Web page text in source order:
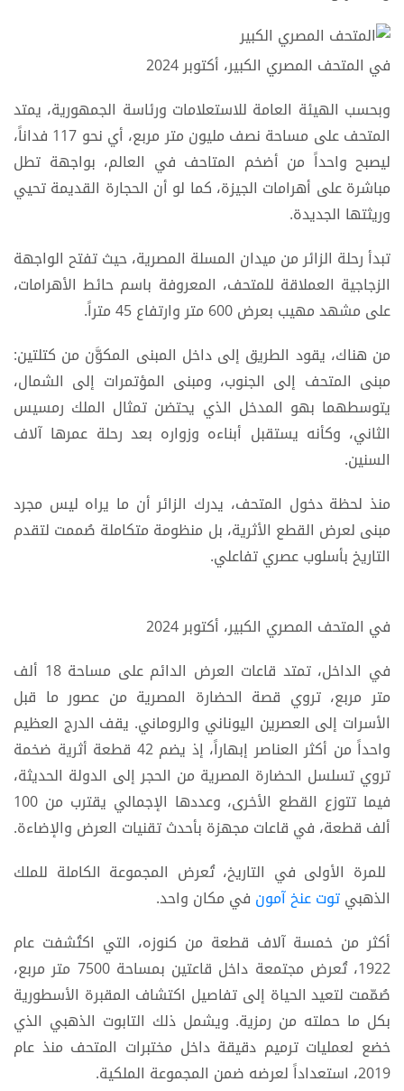
في المتحف المصري الكبير، أكتوبر 2024
وبحسب الهيئة العامة للاستعلامات ورئاسة الجمهورية، يمتد
المتحف على مساحة نصف مليون متر مربع، أي نحو 117 فداناً،
ليصبح واحداً من أضخم المتاحف في العالم، بواجهة تطل
مباشرة على أهرامات الجيزة، كما لو أن الحجارة القديمة تحيي
وريثتها الجديدة.
تبدأ رحلة الزائر من ميدان المسلة المصرية، حيث تفتح الواجهة
الزجاجية العملاقة للمتحف، المعروفة باسم حائط الأهرامات،
على مشهد مهيب بعرض 600 متر وارتفاع 45 متراً.
من هناك، يقود الطريق إلى داخل المبنى المكوَّن من كتلتين:
مبنى المتحف إلى الجنوب، ومبنى المؤتمرات إلى الشمال،
يتوسطهما بهو المدخل الذي يحتضن تمثال الملك رمسيس
الثاني، وكأنه يستقبل أبناءه وزواره بعد رحلة عمرها آلاف
السنين.
منذ لحظة دخول المتحف، يدرك الزائر أن ما يراه ليس مجرد
مبنى لعرض القطع الأثرية، بل منظومة متكاملة صُممت لتقدم
التاريخ بأسلوب عصري تفاعلي.
في المتحف المصري الكبير، أكتوبر 2024
في الداخل، تمتد قاعات العرض الدائم على مساحة 18 ألف
متر مربع، تروي قصة الحضارة المصرية من عصور ما قبل
الأسرات إلى العصرين اليوناني والروماني. يقف الدرج العظيم
واحداً من أكثر العناصر إبهاراً، إذ يضم 42 قطعة أثرية ضخمة
تروي تسلسل الحضارة المصرية من الحجر إلى الدولة الحديثة،
فيما تتوزع القطع الأخرى، وعددها الإجمالي يقترب من 100
ألف قطعة، في قاعات مجهزة بأحدث تقنيات العرض والإضاءة.
للمرة الأولى في التاريخ، تُعرض المجموعة الكاملة للملك
الذهبيتوت عنخ آمون في مكان واحد.
أكثر من خمسة آلاف قطعة من كنوزه، التي اكتُشفت عام
1922، تُعرض مجتمعة داخل قاعتين بمساحة 7500 متر مربع،
صُمّمت لتعيد الحياة إلى تفاصيل اكتشاف المقبرة الأسطورية
بكل ما حملته من رمزية. ويشمل ذلك التابوت الذهبي الذي
خضع لعمليات ترميم دقيقة داخل مختبرات المتحف منذ عام
2019، استعداداً لعرضه ضمن المجموعة الملكية.